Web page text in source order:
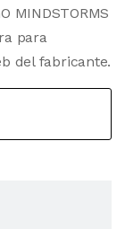
MINDSTORMS
para
del fabricante.